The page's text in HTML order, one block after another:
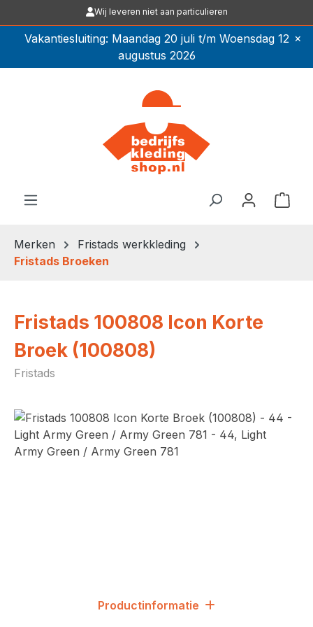
Ga naar de hoofdinhoudWij leveren niet aan particulieren
Vakantiesluiting: Maandag 20 juli t/m Woensdag 12
augustus 2026
×
Merken
Fristads werkkleding
Fristads Broeken
Fristads 100808 Icon Korte
Broek (100808)
Fristads
Afbeeldingengalerij overslaan
Productinformatie